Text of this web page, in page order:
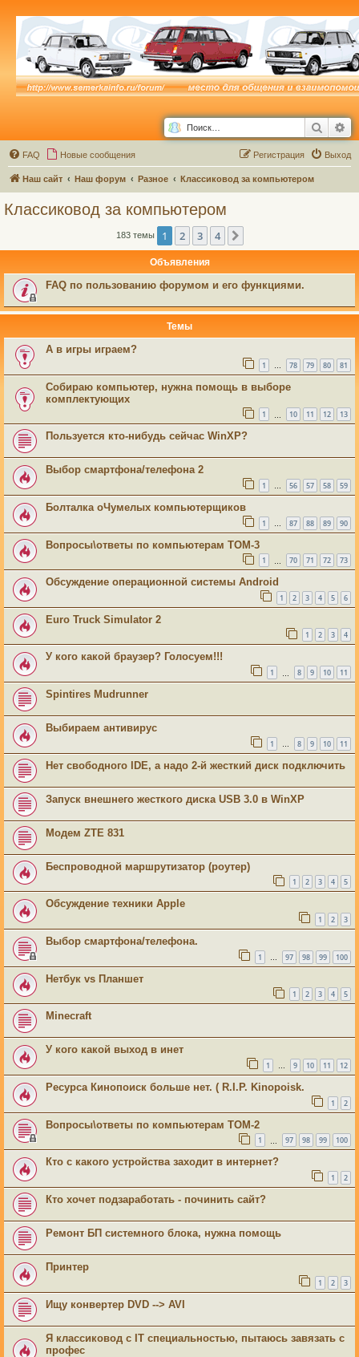
Поиск
FAQ Новые сообщения Выход
Регистрация
Наш сайт Наш форум Разное Классиковод за компьютером
Классиковод за компьютером
183 темы 1 2 3 4
Объявления
FAQ по пользованию форумом и его функциями.
Темы
А в игры играем?
1 … 78 79 80 81
Собираю компьютер, нужна помощь в выборе
комплектующих
1 10 11 12 13
Пользуется кто-нибудь сейчас WinXP?
Выбор смартфона/телефона 2
1 … 56 57 58 59
Болталка оЧумелых компьютерщиков
1 … 87 88 89 90
Вопросы\ответы по компьютерам ТОМ-3
1 70 71 72 73
Обсуждение операционной системы Android
1 2 3 4 5 6
Euro Truck Simulator 2
1 2 3 4
У кого какой браузер? Голосуем!!!
1 8 9 10 11
Spintires Mudrunner
Выбираем антивирус
1 … 8 9 10 11
Нет свободного IDE, а надо 2-й жесткий диск подключить
Запуск внешнего жесткого диска USB 3.0 в WinXP
Модем ZTE 831
Беспроводной маршрутизатор (роутер)
1 2 3 4 5
Обсуждение техники Apple
1 2 3
Выбор смартфона/телефона.
1 … 97 98 99 100
Нетбук vs Планшет
1 2 3 4 5
Minecraft
У кого какой выход в инет
1 … 9 10 11 12
Ресурса Кинопоиск больше нет. ( R.I.P. Kinopoisk.
1 2
Вопросы\ответы по компьютерам ТОМ-2
1 97 98 99 100
Кто с какого устройства заходит в интернет?
1 2
Кто хочет подзаработать - починить сайт?
Ремонт БП системного блока, нужна помощь
Принтер
1 2 3
Ищу конвертер DVD --> AVI
Я классиковод с IT специальностью, пытаюсь завязать с
профес